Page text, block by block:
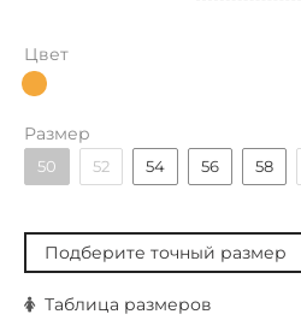
Цвет
Размер
50 52 54 56 58
Подберите точный размер
Таблица размеров